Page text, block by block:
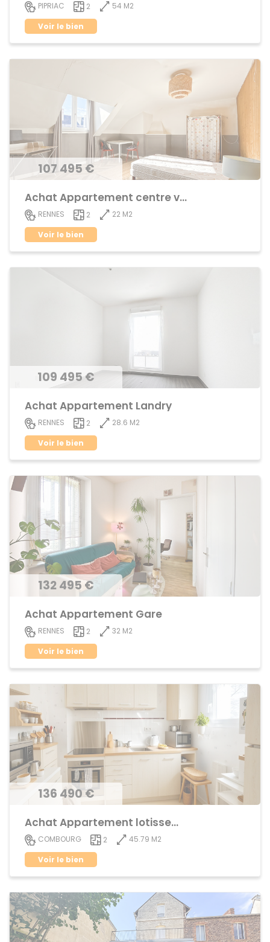
PIPRIAC 2
54 M2
Voir le bien
107 495 €
Achat Appartement centre ville
RENNES 2
22 M2
Voir le bien
109 495 €
Achat Appartement Landry
RENNES 2
28.6 M2
Voir le bien
132 495 €
Achat Appartement Gare
RENNES 2
32 M2
Voir le bien
136 490 €
Achat Appartement lotissement
COMBOURG 2
45.79 M2
Voir le bien